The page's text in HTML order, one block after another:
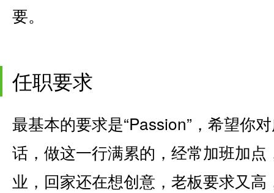
要。
任职要求
最基本的要求是“Passion”，希望你
话，做这一行满累的，经常加班加
业，回家还在想创意，老板要求又